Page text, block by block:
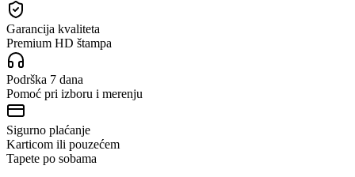
Garancija kvaliteta
Premium HD štampa
Podrška 7 dana
Pomoć pri izboru i merenju
Sigurno plaćanje
Karticom ili pouzećem
Tapete po sobama